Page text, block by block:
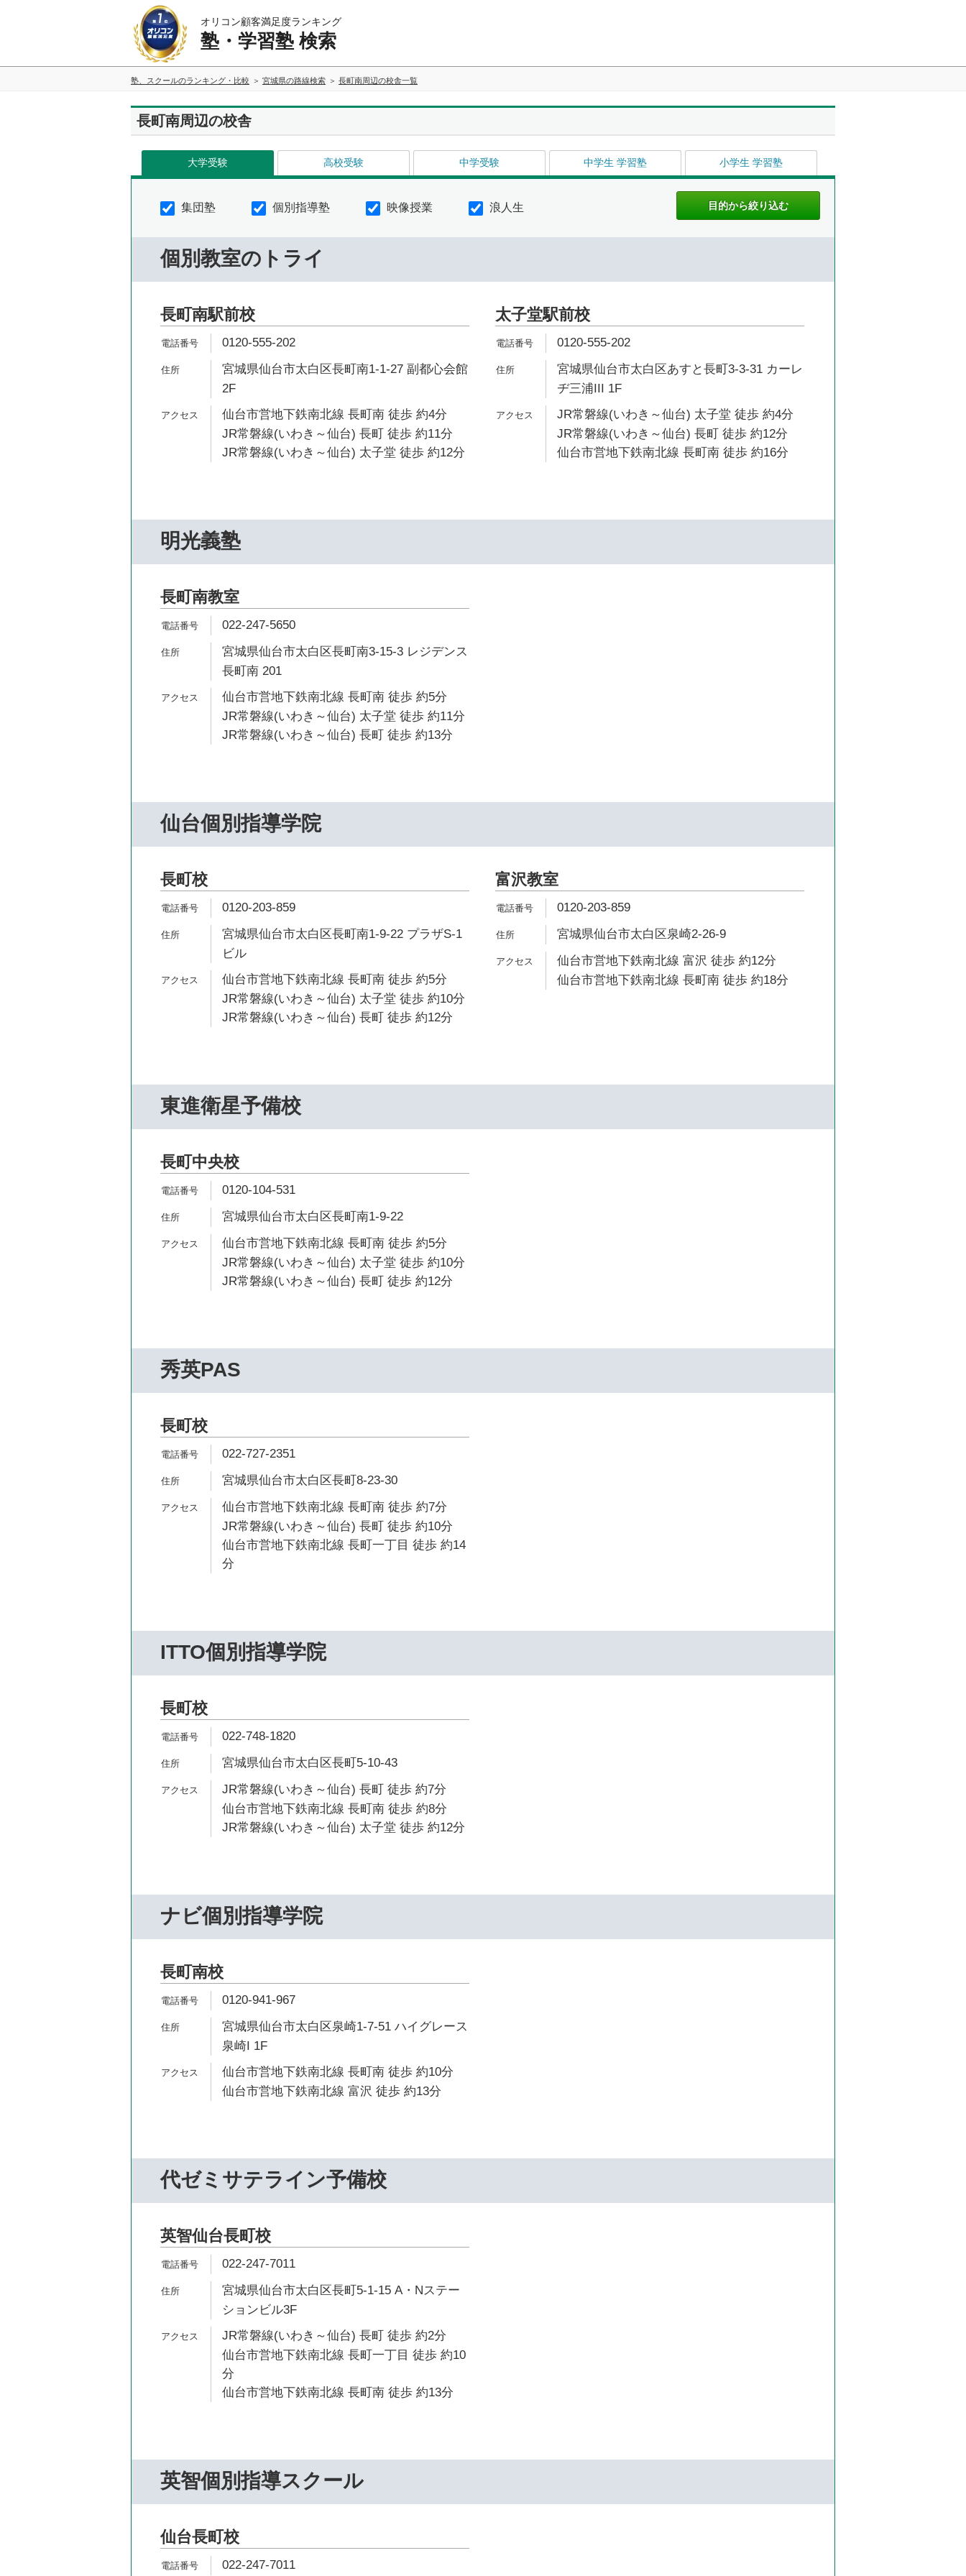
オリコン顧客満足度ランキング
塾・学習塾 検索
塾、スクールのランキング・比較 宮城県の路線検索 長町南周辺の校舎一覧
長町南周辺の校舎
大学受験 高校受験 中学受験 中学生 学習塾 小学生 学習塾
集団塾 個別指導塾 映像授業 浪人生
個別教室のトライ
長町南駅前校
0120-555-202
宮城県仙台市太白区長町南1-1-27 副都心会館
2F
仙台市営地下鉄南北線 長町南 徒歩 約4分
JR常磐線(いわき～仙台) 長町 徒歩 約11分
JR常磐線(いわき～仙台) 太子堂 徒歩 約12分
太子堂駅前校
0120-555-202
宮城県仙台市太白区あすと長町3-3-31 カーレ
ヂ三浦III 1F
JR常磐線(いわき～仙台) 太子堂 徒歩 約4分
JR常磐線(いわき～仙台) 長町 徒歩 約12分
仙台市営地下鉄南北線 長町南 徒歩 約16分
明光義塾
長町南教室
022-247-5650
宮城県仙台市太白区長町南3-15-3 レジデンス
長町南 201
仙台市営地下鉄南北線 長町南 徒歩 約5分
JR常磐線(いわき～仙台) 太子堂 徒歩 約11分
JR常磐線(いわき～仙台) 長町 徒歩 約13分
仙台個別指導学院
長町校
0120-203-859
宮城県仙台市太白区長町南1-9-22 プラザS-1
ビル
仙台市営地下鉄南北線 長町南 徒歩 約5分
JR常磐線(いわき～仙台) 太子堂 徒歩 約10分
JR常磐線(いわき～仙台) 長町 徒歩 約12分
富沢教室
0120-203-859
宮城県仙台市太白区泉崎2-26-9
仙台市営地下鉄南北線 富沢 徒歩 約12分
仙台市営地下鉄南北線 長町南 徒歩 約18分
東進衛星予備校
長町中央校
0120-104-531
宮城県仙台市太白区長町南1-9-22
仙台市営地下鉄南北線 長町南 徒歩 約5分
JR常磐線(いわき～仙台) 太子堂 徒歩 約10分
JR常磐線(いわき～仙台) 長町 徒歩 約12分
秀英PAS
長町校
022-727-2351
宮城県仙台市太白区長町8-23-30
仙台市営地下鉄南北線 長町南 徒歩 約7分
JR常磐線(いわき～仙台) 長町 徒歩 約10分
仙台市営地下鉄南北線 長町一丁目 徒歩 約14
分
ITTO個別指導学院
長町校
022-748-1820
宮城県仙台市太白区長町5-10-43
JR常磐線(いわき～仙台) 長町 徒歩 約7分
仙台市営地下鉄南北線 長町南 徒歩 約8分
JR常磐線(いわき～仙台) 太子堂 徒歩 約12分
ナビ個別指導学院
長町南校
0120-941-967
宮城県仙台市太白区泉崎1-7-51 ハイグレース
泉崎I 1F
仙台市営地下鉄南北線 長町南 徒歩 約10分
仙台市営地下鉄南北線 富沢 徒歩 約13分
代ゼミサテライン予備校
英智仙台長町校
022-247-7011
宮城県仙台市太白区長町5-1-15 A・Nステー
ションビル3F
JR常磐線(いわき～仙台) 長町 徒歩 約2分
仙台市営地下鉄南北線 長町一丁目 徒歩 約10
分
仙台市営地下鉄南北線 長町南 徒歩 約13分
英智個別指導スクール
仙台長町校
022-247-7011